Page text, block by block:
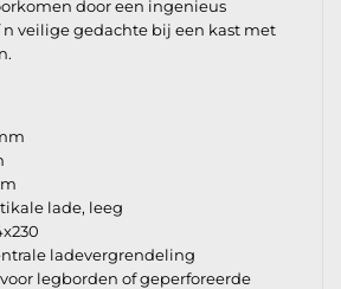
door een ingenieus
veilige gedachte bij een kast met
lade, leeg
ladevergrendeling
legborden of geperforeerde